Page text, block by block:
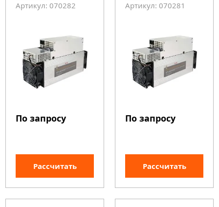
Артикул: 070282
По запросу
Рассчитать
Артикул: 070281
По запросу
Рассчитать